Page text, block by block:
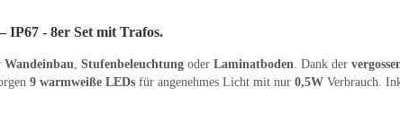
IP67 - 8er Set mit Trafos.
Wandeinbau, Stufenbeleuchtung oder Laminatboden. Dank der
9 warmweiße LEDs für angenehmes Licht mit nur 0,5W Verbrauch.